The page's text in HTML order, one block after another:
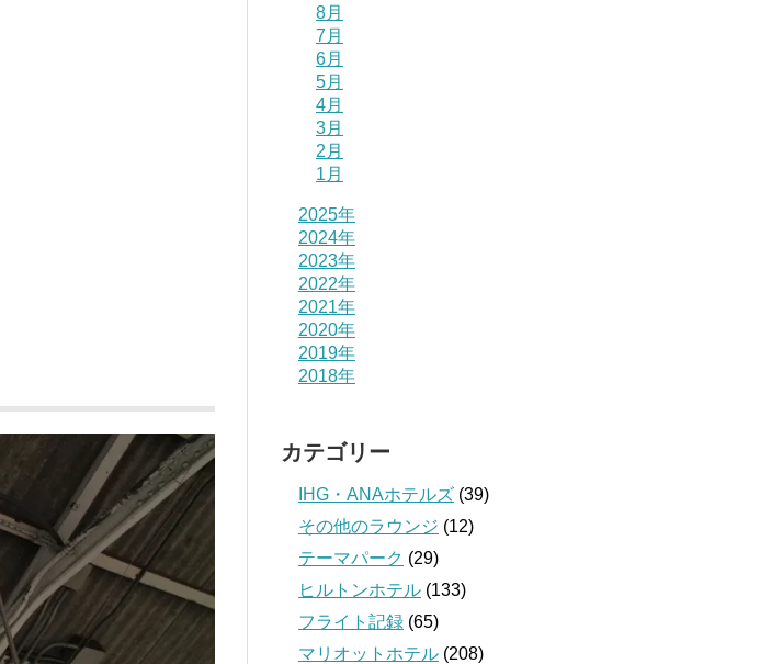
8月
7月
6月
5月
4月
3月
2月
1月
2025年
2024年
2023年
2022年
2021年
2020年
2019年
2018年
カテゴリー
IHG・ANAホテルズ (39)
その他のラウンジ (12)
テーマパーク (29)
ヒルトンホテル (133)
フライト記録 (65)
マリオットホテル (208)